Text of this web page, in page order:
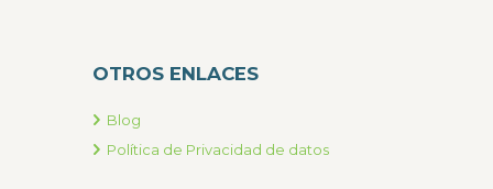
OTROS ENLACES
Blog
Política de Privacidad de datos